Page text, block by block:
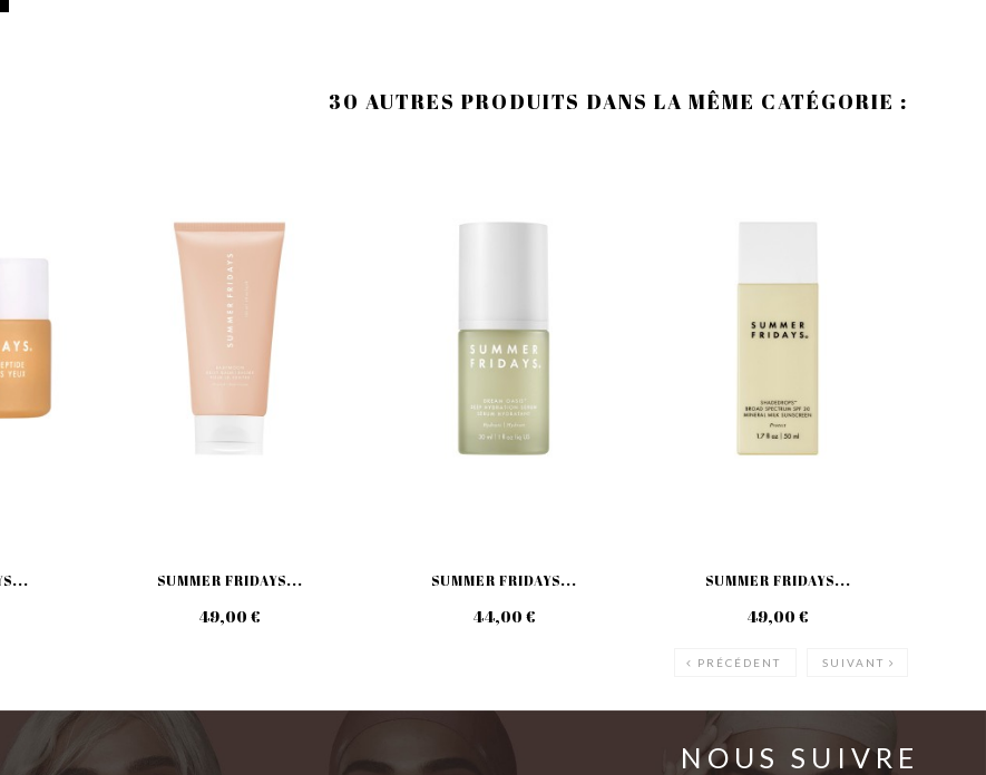
30 AUTRES PRODUITS DANS LA MÊME CATÉGORIE :
SUMMER FRIDAYS...
49,00 €
SUMMER FRIDAYS...
44,00 €
SUMMER FRIDAYS...
49,00 €
PRÉCÉDENT SUIVANT
NOUS SUIVRE